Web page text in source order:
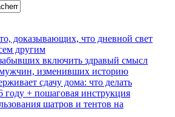
доказывающих, что дневной свет
другим
включить здравый смысл
изменивших историю
сдачу дома: что делать
году + пошаговая инструкция
шатров и тентов на